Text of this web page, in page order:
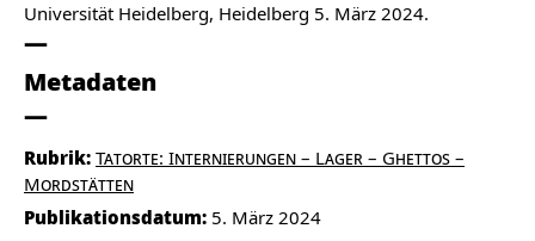
Universität Heidelberg, Heidelberg 5. März 2024.
Metadaten
Rubrik: Tatorte: Internierungen – Lager – Ghettos –
Mordstätten
Publikationsdatum: 5. März 2024